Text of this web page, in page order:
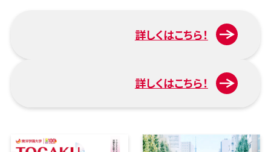
詳しくはこちら！
詳しくはこちら！